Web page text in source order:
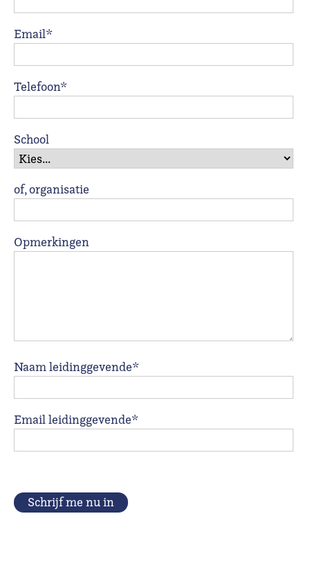
Email*
Telefoon*
School
of, organisatie
Opmerkingen
Naam leidinggevende*
Email leidinggevende*
Schrijf me nu in